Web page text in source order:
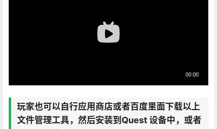
玩家也可以自行应用商店或者百度里面下载以上
文件管理工具，然后安装到Quest 设备中，或者